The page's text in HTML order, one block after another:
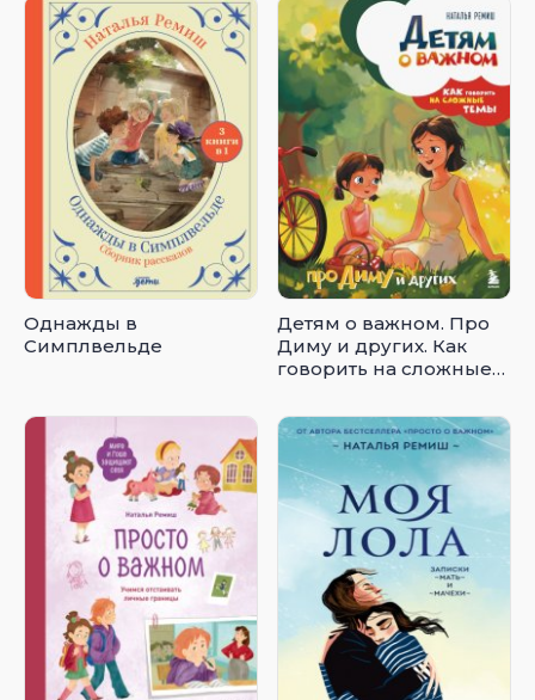
Однажды в
Симплвельде
Детям о важном. Про
Диму и других. Как
говорить на сложные